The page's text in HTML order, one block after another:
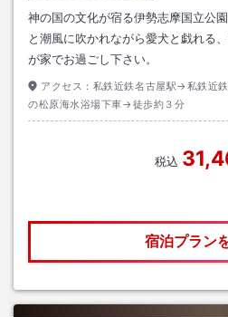
神の国の文化が宿る伊勢志摩国立公
と潮風に吹かれながら愛犬と戯れる
が家でお過ごし下さい。
アクセス： 私鉄近鉄名古屋駅→私鉄近
の松原海水浴場下車→徒歩約３分
税込
宿泊プラン